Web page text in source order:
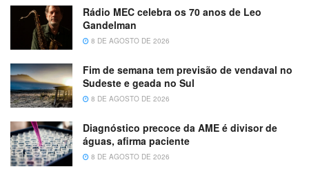
Rádio MEC celebra os 70 anos de Leo
Gandelman
8 DE AGOSTO DE 2026
Fim de semana tem previsão de vendaval no
Sudeste e geada no Sul
8 DE AGOSTO DE 2026
Diagnóstico precoce da AME é divisor de
águas, afirma paciente
8 DE AGOSTO DE 2026